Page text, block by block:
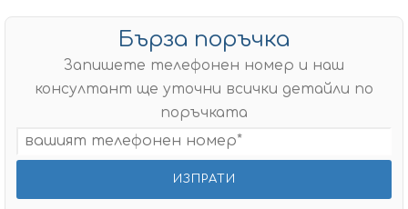
Бърза поръчка
Запишете телефонен номер и наш
консултант ще уточни всички детайли по
поръчката